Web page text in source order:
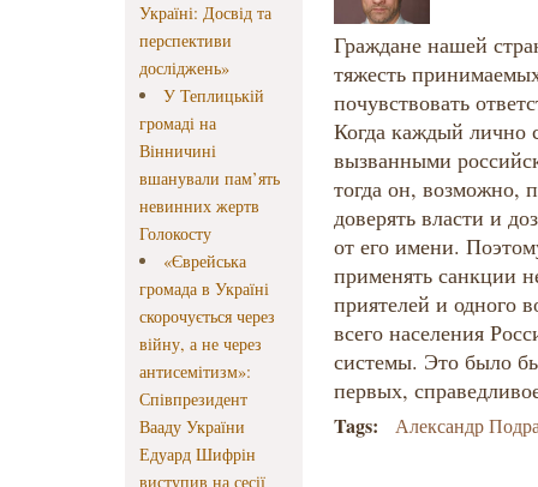
Україні: Досвід та
перспективи
досліджень»
У Теплицькій
громаді на
Вінничині
вшанували пам’ять
невинних жертв
Голокосту
«Єврейська
громада в Україні
скорочується через
війну, а не через
антисемітизм»:
Співпрезидент
Вааду України
Едуард Шифрін
виступив на сесії
Граждане нашей
тяжесть
почувствовать
Когда каждый лично
вызванными
тогда он, возможно,
доверять власти и
от его имени.
применять санкции
приятелей и одного
всего населения
системы. Это было
первых,
Tags: Александр